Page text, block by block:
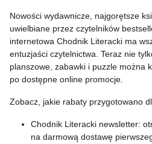
Nowości wydawnicze, najgorętsze
uwielbiane przez czytelników
internetowa Chodnik Literacki ma
entuzjaści czytelnictwa. Teraz nie
planszowe, zabawki i puzzle można
po dostępne online promocje.
Zobacz, jakie rabaty przygotowano
Chodnik Literacki newsletter:
na darmową dostawę